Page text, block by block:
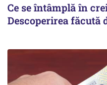
Ce se întâmplă în
Descoperirea făcută